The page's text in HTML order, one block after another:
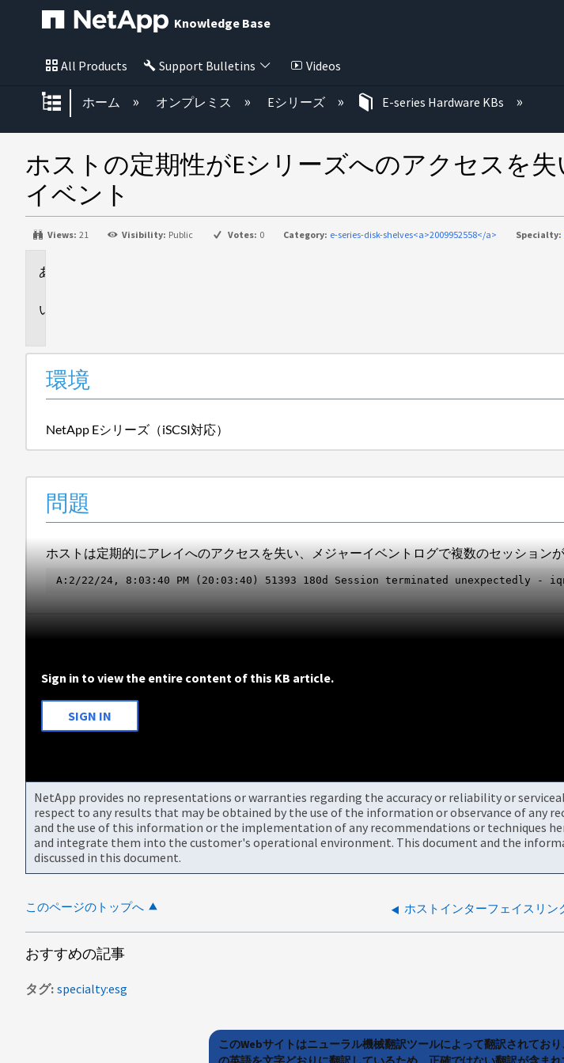
Knowledge Base
All Products Support Bulletins Videos
グローバル階層を展開/折りたたむ
ホーム オンプレミス Eシリーズ E-series Hardware KBs
ホストの定期性がEシリーズへのアクセスを
イベント
Views: 21 Visibility: Public Votes: 0 Category: e-series-disk-shelves<a>2009952558</a> Specialty:
環境
NetApp Eシリーズ（iSCSI対応）
問題
ホストは定期的にアレイへのアクセスを失い、メジャーイベントログで複数のセッション
A:2/22/24, 8:03:40 PM (20:03:40) 51393 180d Session terminated unexpectedly -
Sign in to view the entire content of this KB article.
SIGN IN
NetApp provides no representations or warranties regarding the accuracy or reliability or
respect to any results that may be obtained by the use of the information or observance of any
and the use of this information or the implementation of any recommendations or techniques
and integrate them into the customer's operational environment. This document and the
discussed in this document.
このページのトップへ
おすすめの記事
タグ specialty:esg
このWebサイトはニューラル機械翻訳ツールによって翻訳されてお